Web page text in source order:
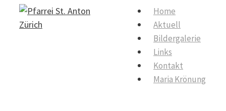
Springe
Home
Aktuell
Bildergalerie
Links
Kontakt
Maria Krönung